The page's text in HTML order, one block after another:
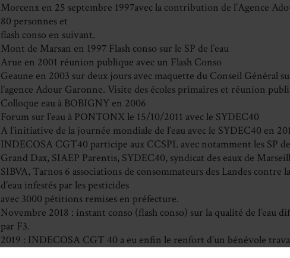
Morcenx en 25 septembre 1997avec la contribution de l’Agence
80 personnes et
flash conso en suivant.
Mont de Marsan en 1997 Flash conso sur le SP de l’eau
Arue en 2001 réunion publique avec un Flash Conso
Geaune en 2003 sur deux jours avec maquette du Conseil Général
l’agence Adour Garonne. Visite des écoles primaires et réunion
Colloque eau à BOBIGNY en 2006
Forum sur l’eau à PONTONX le 15/10/2011 avec le SYDEC40
A l’initiative de la journée mondiale de l’eau avec le SYDEC40 en
INDECOSA CGT40 participe aux CCSPL avec notamment les SP
Grand Dax, SIAEP Parentis, SYDEC40, syndicat des eaux de
SIBVA, Tarnos 6 associations de consommateurs des Landes contre
d’eau infestés par les pesticides
avec 3000 pétitions remises en préfecture.
Novembre 2018 : instant conso (flash conso) sur la qualité de l’eau
par F3.
2019 : INDECOSA CGT 40 a eu enfin le renfort d’un bénévole